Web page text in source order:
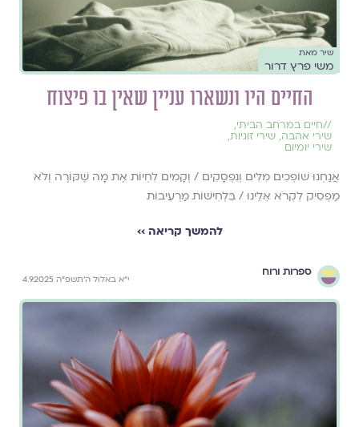
שיר מאת
משי פרץ דרור
החיים היו ונשארו עניין שאין בו פיצוח
//חיים במרחב הביתי,
שירי אהבה, שירי זוגיות,
שירי יומיום
אֲנַחְנוּ שׁוֹפְכִים מִלִּים וְנִפְסָקִים / וְקָמִים לִחְיוֹת אֶת מָה שֶׁקּוֹרֶה וְלֹא
מַפְסִיק לִקְרֹא אֵלֵינוּ / בִּלְחִישׁוֹת מַרְעִיבוֹת
להמשך קריאה ››
ספרות ורוח
י״א באלול ה׳תשפ״ה 4.9.2025